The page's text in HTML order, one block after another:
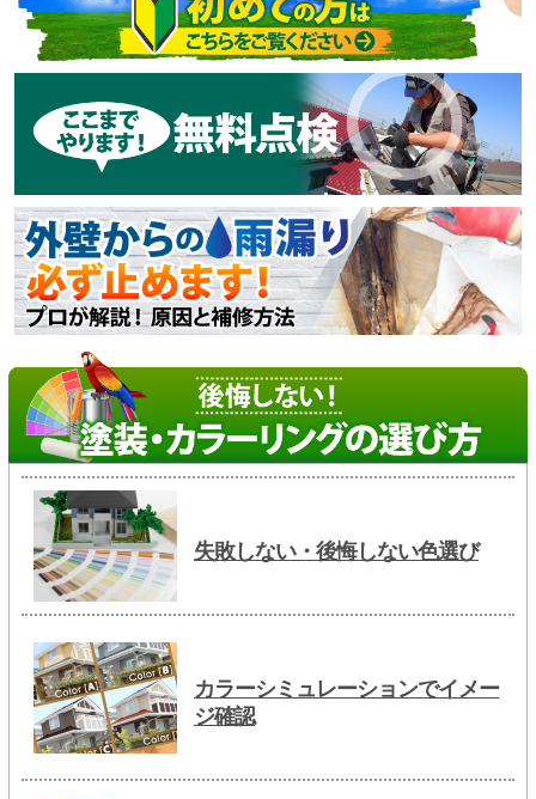
失敗しない・後悔しない色選び
カラーシミュレーションでイメー
ジ確認